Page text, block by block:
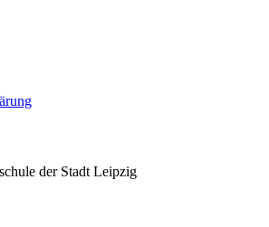
der Stadt Leipzig